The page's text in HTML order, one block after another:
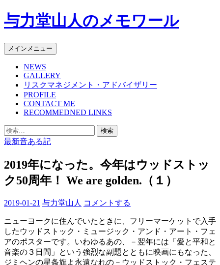
コ
ン
ン
ツ
与力堂山人のメモワール
検
索
メインメニュー
NEWS
GALLERY
リスクマネジメント・アドバイザリー
PROFILE
CONTACT ME
RECOMMEDNED LINKS
検
索:
最新音ある記
2019年になった。今年はウッドストッ
ク50周年！ We are golden.（１）
2019-01-21 与力堂山人 コメントする
ニューヨークに住んでいたときに、フリーマーケットで入手
したウッドストック・ミュージック・アンド・アート・フェ
アのポスターです。いわゆるあの、－翌年には「愛と平和と
音楽の３日間」という強烈な副題とともに映画にもなった、
ジミヘンの星条旗よ永遠なれの－ウッドストック・フェステ